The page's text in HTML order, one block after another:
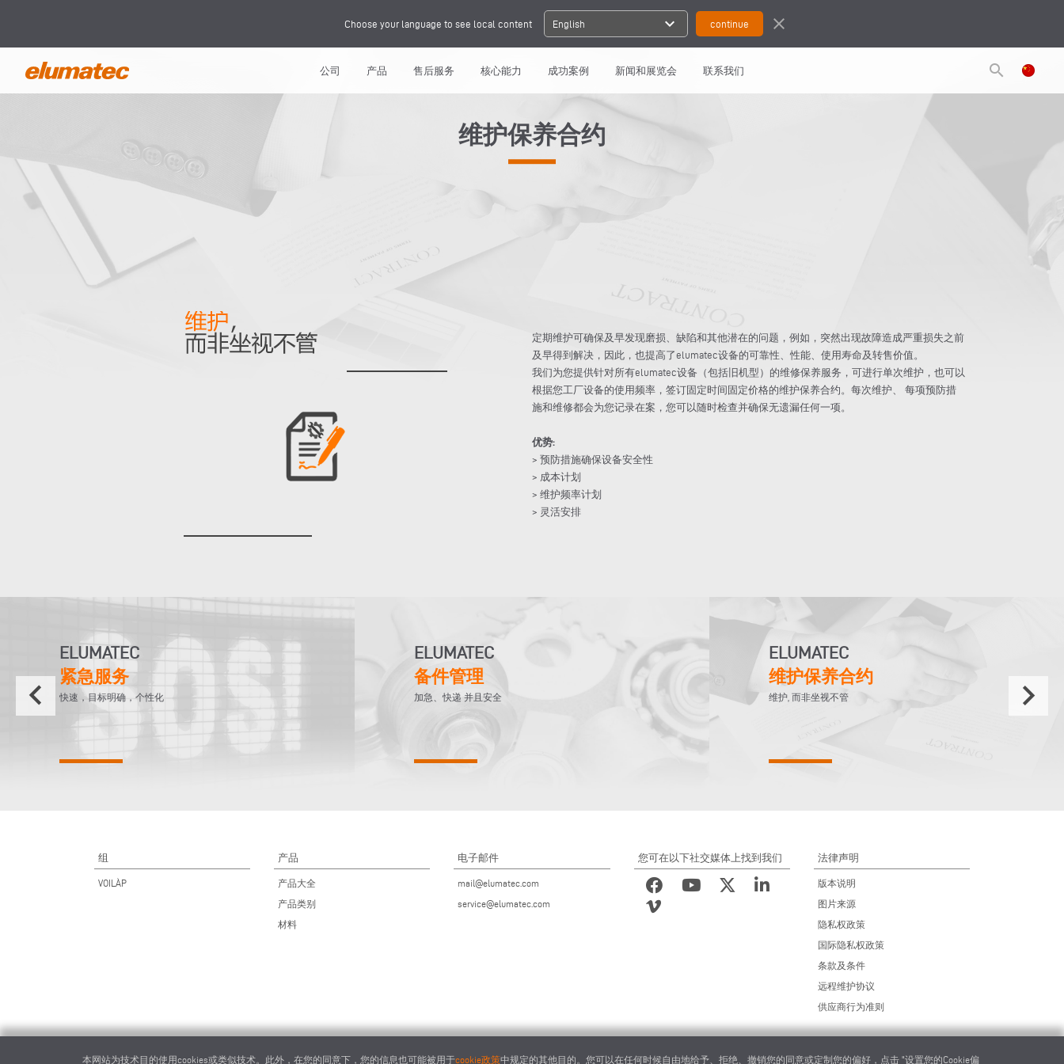
Choose your language to see local content English expand_more close
公司 产品 售后服务 核心能力 成功案例 新闻和展览会 联系我们 search
维护保养合约
定期维护可确保及早发现磨损、缺陷和其他潜在的问题，例如，突然出现故障造成严重损失之前
及早得到解决，因此，也提高了elumatec设备的可靠性、性能、使用寿命及转售价值。
我们为您提供针对所有elumatec设备（包括旧机型）的维修保养服务，可进行单次维护，也可以
根据您工厂设备的使用频率，签订固定时间固定价格的维护保养合约。每次维护、 每项预防措
施和维修都会为您记录在案，您可以随时检查并确保无遗漏任何一项。
优势:
> 预防措施确保设备安全性
> 成本计划
> 维护频率计划
> 灵活安排
ELUMATEC
紧急服务
快速，目标明确，个性化
ELUMATEC
备件管理
加急、快递 并且安全
ELUMATEC
维护保养合约
维护, 而非坐视不管
keyboard_arrow_left keyboard_arrow_right
组
VOILÀP
产品
产品大全
产品类别
材料
电子邮件
mail@elumatec.com
service@elumatec.com
您可在以下社交媒体上找到我们 法律声明
版本说明
图片来源
隐私权政策
国际隐私权政策
条款及条件
远程维护协议
供应商行为准则
本网站为技术目的使用cookies或类似技术。此外，在您的同意下，您的信息也可能被用于cookie政策中规定的其他目的。您可以在任何时候自由地给予、拒绝、撤销您的同意或定制您的偏好，点击 "设置您的Cookie偏